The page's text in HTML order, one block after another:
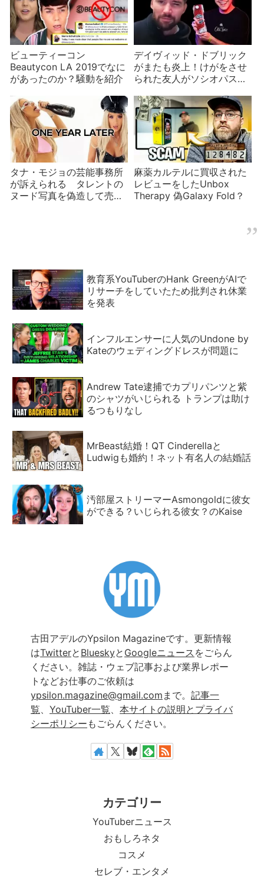
ビューティーコン
Beautycon LA 2019でなに
があったのか？騒動を紹介
デイヴィッド・ドブリック
がまたも炎上！けがをさせ
られた友人がソシオパスだ
タナ・モジョの芸能事務所
が訴えられる タレントの
ヌード写真を偽造して売っ
麻薬カルテルに買収された
レビューをしたUnbox
Therapy 偽Galaxy Fold？
教育系YouTuberのHank GreenがAIで
リサーチをしていたため批判され休業
を発表
インフルエンサーに人気のUndone by
Kateのウェディングドレスが問題に
Andrew Tate逮捕でカプリパンツと紫
のシャツがいじられる トランプは助け
るつもりなし
MrBeast結婚！QT Cinderellaと
Ludwigも婚約！ネット有名人の結婚話
汚部屋ストリーマーAsmongoldに彼女
ができる？いじられる彼女？のKaise
古田アデルのYpsilon Magazineです。更新情報
はTwitterと Blueskyと Googleニュース をごらん
ください。雑誌・ウェブ記事および業界レポー
トなどお仕事のご依頼は
ypsilon.magazine@gmail.com まで。 記事一
覧
YouTuber一覧
本サイトの説明とプライバ
シーポリシー もごらんください。
カテゴリー
YouTuberニュース
おもしろネタ
コスメ
セレブ・エンタメ